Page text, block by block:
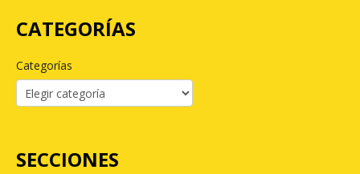
CATEGORÍAS
Categorías
SECCIONES